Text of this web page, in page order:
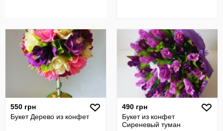
550 грн
Букет Дерево из конфет
490 грн
Букет из конфет
Сиреневый туман